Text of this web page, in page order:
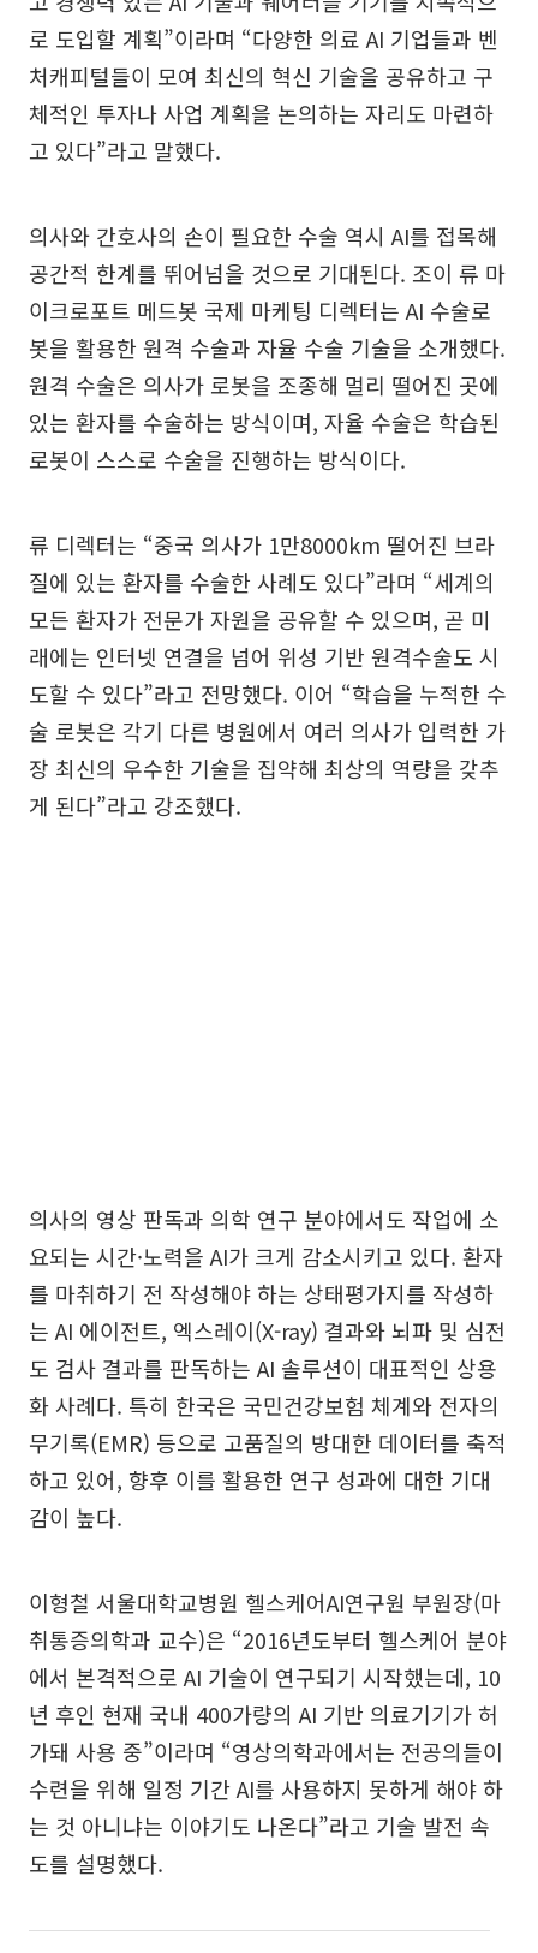
로 도입할 계획”이라며 “다양한 의료 AI 기업들과 벤
처캐피털들이 모여 최신의 혁신 기술을 공유하고 구
체적인 투자나 사업 계획을 논의하는 자리도 마련하
고 있다”라고 말했다.
의사와 간호사의 손이 필요한 수술 역시 AI를 접목해
공간적 한계를 뛰어넘을 것으로 기대된다. 조이 류 마
이크로포트 메드봇 국제 마케팅 디렉터는 AI 수술로
봇을 활용한 원격 수술과 자율 수술 기술을 소개했다.
원격 수술은 의사가 로봇을 조종해 멀리 떨어진 곳에
있는 환자를 수술하는 방식이며, 자율 수술은 학습된
로봇이 스스로 수술을 진행하는 방식이다.
류 디렉터는 “중국 의사가 1만8000km 떨어진 브라
질에 있는 환자를 수술한 사례도 있다”라며 “세계의
모든 환자가 전문가 자원을 공유할 수 있으며, 곧 미
래에는 인터넷 연결을 넘어 위성 기반 원격수술도 시
도할 수 있다”라고 전망했다. 이어 “학습을 누적한 수
술 로봇은 각기 다른 병원에서 여러 의사가 입력한 가
장 최신의 우수한 기술을 집약해 최상의 역량을 갖추
게 된다”라고 강조했다.
의사의 영상 판독과 의학 연구 분야에서도 작업에 소
요되는 시간·노력을 AI가 크게 감소시키고 있다. 환자
를 마취하기 전 작성해야 하는 상태평가지를 작성하
는 AI 에이전트, 엑스레이(X-ray) 결과와 뇌파 및 심전
도 검사 결과를 판독하는 AI 솔루션이 대표적인 상용
화 사례다. 특히 한국은 국민건강보험 체계와 전자의
무기록(EMR) 등으로 고품질의 방대한 데이터를 축적
하고 있어, 향후 이를 활용한 연구 성과에 대한 기대
감이 높다.
이형철 서울대학교병원 헬스케어AI연구원 부원장(마
취통증의학과 교수)은 “2016년도부터 헬스케어 분야
에서 본격적으로 AI 기술이 연구되기 시작했는데, 10
년 후인 현재 국내 400가량의 AI 기반 의료기기가 허
가돼 사용 중”이라며 “영상의학과에서는 전공의들이
수련을 위해 일정 기간 AI를 사용하지 못하게 해야 하
는 것 아니냐는 이야기도 나온다”라고 기술 발전 속
도를 설명했다.